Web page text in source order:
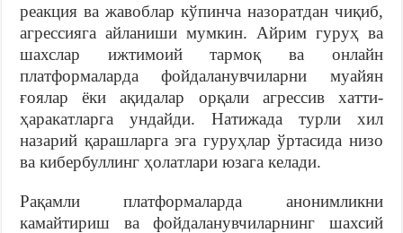
реакция ва жавоблар кўпинча назоратдан чиқиб,
агрессияга айланиши мумкин. Айрим гуруҳ ва
шахслар ижтимоий тармоқ ва онлайн
платформаларда фойдаланувчиларни муайян
ғоялар ёки ақидалар орқали агрессив хатти-
ҳаракатларга ундайди. Натижада турли хил
назарий қарашларга эга гуруҳлар ўртасида низо
ва кибербуллинг ҳолатлари юзага келади.
Рақамли платформаларда анонимликни
камайтириш ва фойдаланувчиларнинг шахсий